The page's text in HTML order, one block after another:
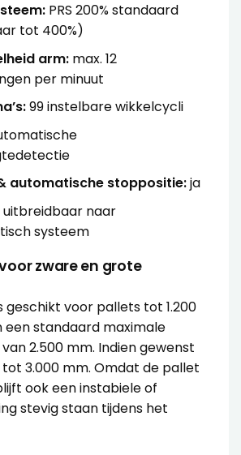
PRS 200% standaard
tot 400%)
arm:max. 12
per minuut
99 instelbare wikkelcycli
automatische stoppositie:ja
uitbreidbaar naar
systeem
zware en grote
geschikt voor pallets tot 1.200
een standaard maximale
2.500 mm. Indien gewenst
3.000 mm. Omdat de pallet
ook een instabiele of
stevig staan tijdens het